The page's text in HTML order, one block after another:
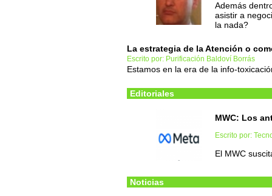
Además
asistir a
la nada?
La estrategia de la Atención o
Escrito por: Purificación Baldoví Borrás
Estamos en la era de la info-
Editoriales
MWC: Los
Escrito por:
El MWC
Noticias